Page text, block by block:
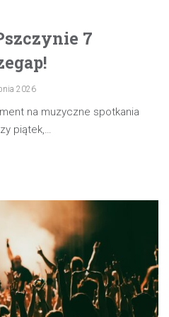
7
2026
na muzyczne spotkania
piątek,…